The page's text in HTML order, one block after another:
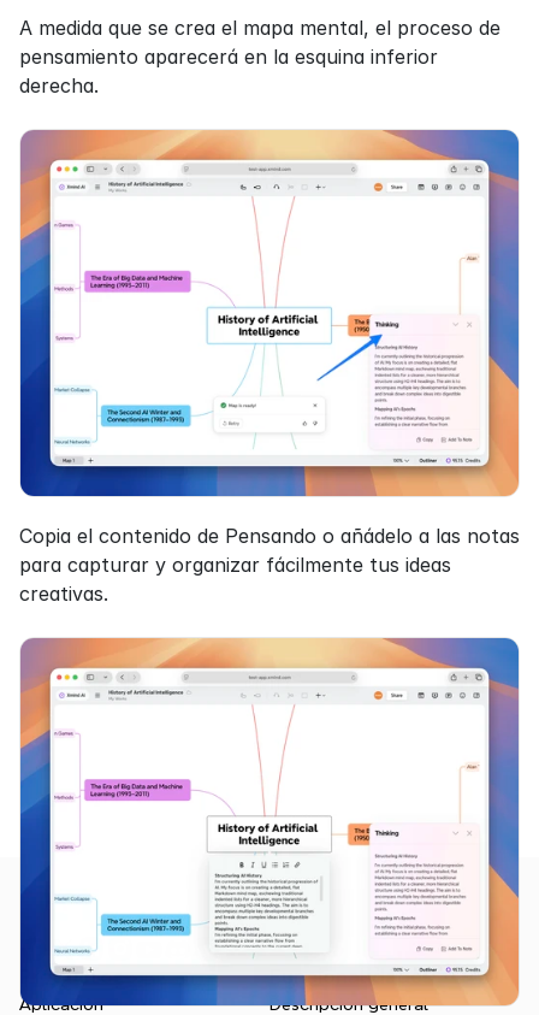
A medida que se crea el mapa mental, el proceso de
pensamiento aparecerá en la esquina inferior
derecha.
Copia el contenido de Pensando o añádelo a las notas
para capturar y organizar fácilmente tus ideas
creativas.
Productos
Aplicación
Funcionalidades
Descripción general